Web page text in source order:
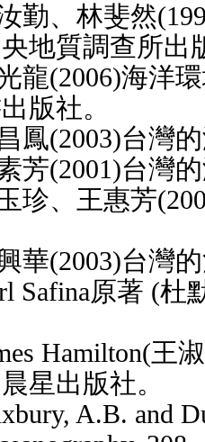
勤、林斐然
地質調查所出
龍(2006)海洋
版社。
鳳(2003)台灣
芳(2001)台灣
珍、王惠芳
華(2003)台灣
Safina原著 (
Hamilton(王
星出版社。
A.B. and